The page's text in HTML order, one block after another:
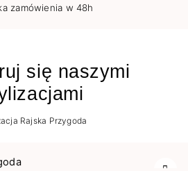
zamówienia w 48h
się naszymi
Rajska Przygoda